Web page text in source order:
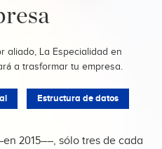
aliado, La Especialidad en
a trasformar tu empresa.
Estructura de datos
2015––, sólo tres de cada